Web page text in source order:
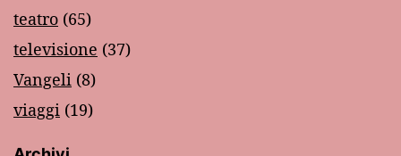
teatro (65)
televisione (37)
Vangeli (8)
viaggi (19)